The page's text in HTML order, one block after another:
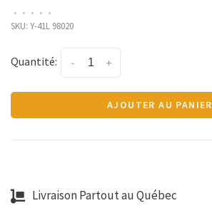
• • • • •
SKU: Y-41L 98020
Quantité: +
-
AJOUTER AU PANIER
Livraison Partout au Québec